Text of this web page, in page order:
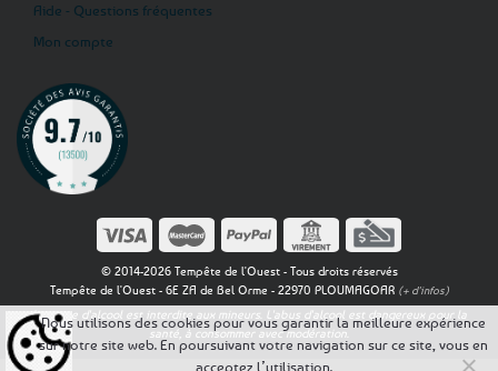
Aide - Questions fréquentes
Mon compte
© 2014-2026 Tempête de l'Ouest - Tous droits réservés
Tempête de l'Ouest - 6E ZA de Bel Orme - 22970 PLOUMAGOAR (+ d'infos)
La vente d'alcool est interdite aux mineurs. L'abus d'alcool est dangereux pour la
santé, à consommer avec modération.
Nous utilisons des cookies pour vous garantir la meilleure expérience
sur notre site web. En poursuivant votre navigation sur ce site, vous en
acceptez l’utilisation.